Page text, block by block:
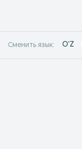
Сменить язык: O'Z